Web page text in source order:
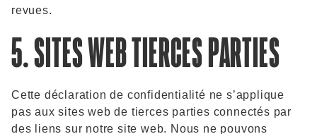
revues.
5. SITES WEB TIERCES PARTIES
Cette déclaration de confidentialité ne s’applique
pas aux sites web de tierces parties connectés par
des liens sur notre site web. Nous ne pouvons